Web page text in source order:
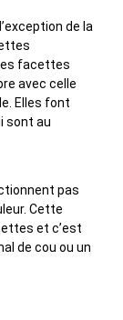
de la
facettes
avec celle
Elles font
sont au
pas
Cette
et c’est
de cou ou un